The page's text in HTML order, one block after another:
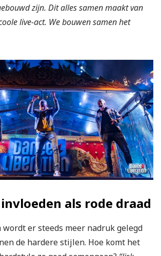
zijn. Dit alles samen maakt van
live-act. We bouwen samen het
als rode draad
er steeds meer nadruk gelegd
de hardere stijlen. Hoe komt het